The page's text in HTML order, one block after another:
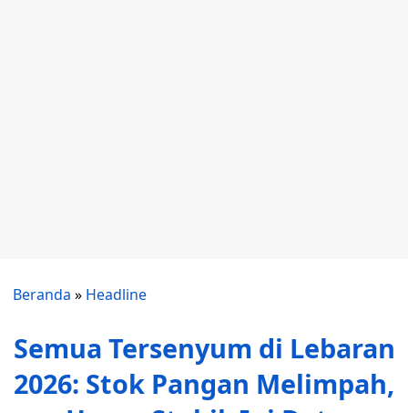
Beranda » Headline
Semua Tersenyum di Lebaran
2026: Stok Pangan Melimpah,